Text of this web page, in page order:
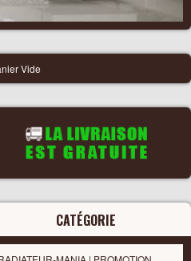
Vide
CATÉGORIE